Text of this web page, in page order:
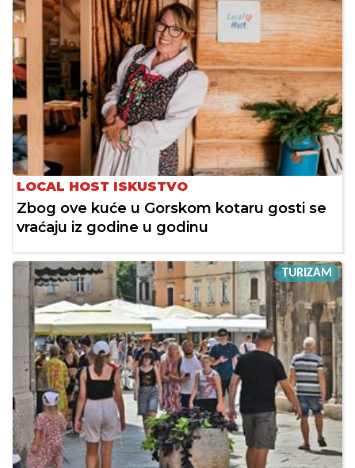
LOCAL HOST ISKUSTVO
Zbog ove kuće u Gorskom kotaru gosti se
vraćaju iz godine u godinu
TURIZAM